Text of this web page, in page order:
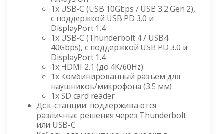
1x USB-C (USB 10Gbps / USB 3.2 Gen 2),
с поддержкой USB PD 3.0 и
DisplayPort 1.4
1x USB-C (Thunderbolt 4 / USB4
40Gbps), с поддержкой USB PD 3.0 и
DisplayPort 1.4
1x HDMI 2.1 (до 4K/60Hz)
1x Комбинированный разъем для
наушников/микрофона (3.5 мм)
1x SD card reader
Док-станции: поддерживаются
различные решения через Thunderbolt
или USB-C